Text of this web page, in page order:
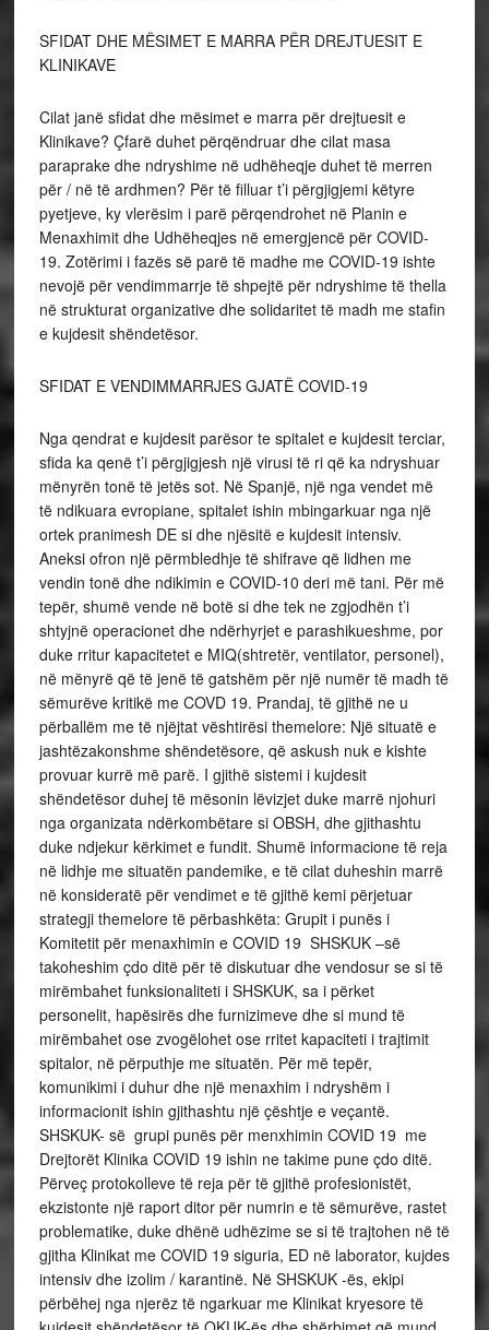
SFIDAT DHE MËSIMET E MARRA PËR DREJTUESIT E
KLINIKAVE
Cilat janë sfidat dhe mësimet e marra për drejtuesit e
Klinikave? Çfarë duhet përqëndruar dhe cilat masa
paraprake dhe ndryshime në udhëheqje duhet të merren
për / në të ardhmen? Për të filluar t’i përgjigjemi këtyre
pyetjeve, ky vlerësim i parë përqendrohet në Planin e
Menaxhimit dhe Udhëheqjes në emergjencë për COVID-
19. Zotërimi i fazës së parë të madhe me COVID-19 ishte
nevojë për vendimmarrje të shpejtë për ndryshime të thella
në strukturat organizative dhe solidaritet të madh me stafin
e kujdesit shëndetësor.
SFIDAT E VENDIMMARRJES GJATË COVID-19
Nga qendrat e kujdesit parësor te spitalet e kujdesit terciar,
sfida ka qenë t’i përgjigjesh një virusi të ri që ka ndryshuar
mënyrën tonë të jetës sot. Në Spanjë, një nga vendet më
të ndikuara evropiane, spitalet ishin mbingarkuar nga një
ortek pranimesh DE si dhe njësitë e kujdesit intensiv.
Aneksi ofron një përmbledhje të shifrave që lidhen me
vendin tonë dhe ndikimin e COVID-10 deri më tani. Për më
tepër, shumë vende në botë si dhe tek ne zgjodhën t’i
shtyjnë operacionet dhe ndërhyrjet e parashikueshme, por
duke rritur kapacitetet e MIQ(shtretër, ventilator, personel),
në mënyrë që të jenë të gatshëm për një numër të madh të
sëmurëve kritikë me COVD 19. Prandaj, të gjithë ne u
përballëm me të njëjtat vështirësi themelore: Një situatë e
jashtëzakonshme shëndetësore, që askush nuk e kishte
provuar kurrë më parë. I gjithë sistemi i kujdesit
shëndetësor duhej të mësonin lëvizjet duke marrë njohuri
nga organizata ndërkombëtare si OBSH, dhe gjithashtu
duke ndjekur kërkimet e fundit. Shumë informacione të reja
në lidhje me situatën pandemike, e të cilat duheshin marrë
në konsideratë për vendimet e të gjithë kemi përjetuar
strategji themelore të përbashkëta: Grupit i punës i
Komitetit për menaxhimin e COVID 19 SHSKUK –së
takoheshim çdo ditë për të diskutuar dhe vendosur se si të
mirëmbahet funksionaliteti i SHSKUK, sa i përket
personelit, hapësirës dhe furnizimeve dhe si mund të
mirëmbahet ose zvogëlohet ose rritet kapaciteti i trajtimit
spitalor, në përputhje me situatën. Për më tepër,
komunikimi i duhur dhe një menaxhim i ndryshëm i
informacionit ishin gjithashtu një çështje e veçantë.
SHSKUK- së grupi punës për menxhimin COVID 19 me
Drejtorët Klinika COVID 19 ishin ne takime pune çdo ditë.
Përveç protokolleve të reja për të gjithë profesionistët,
ekzistonte një raport ditor për numrin e të sëmurëve, rastet
problematike, duke dhënë udhëzime se si të trajtohen në të
gjitha Klinikat me COVID 19 siguria, ED në laborator, kujdes
intensiv dhe izolim / karantinë. Në SHSKUK -ës, ekipi
përbëhej nga njerëz të ngarkuar me Klinikat kryesore të